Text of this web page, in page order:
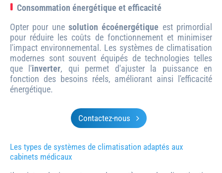
Consommation énergétique et efficacité
Opter pour une solution écoénergétique est primordial
pour réduire les coûts de fonctionnement et minimiser
l'impact environnemental. Les systèmes de climatisation
modernes sont souvent équipés de technologies telles
que l'inverter, qui permet d'ajuster la puissance en
fonction des besoins réels, améliorant ainsi l'efficacité
énergétique.
Contactez-nous
Les types de systèmes de climatisation adaptés aux
cabinets médicaux